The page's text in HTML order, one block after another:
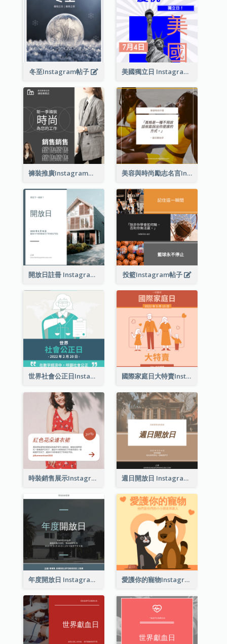
冬至Instagram帖子 美國獨立日 Instagram 帖子
褲裝推廣Instagram帖子 美容與時尚勵志名言Instagram帖子
開放日註冊 Instagram 帖子 投籃Instagram帖子
世界社會公正日Instagram帖子 國際家庭日大特賣Instagram帖子
時裝銷售展示Instagram帖子 週日開放日 Instagram 帖子
年度開放日 Instagram 帖子 愛護你的寵物Instagram帖子